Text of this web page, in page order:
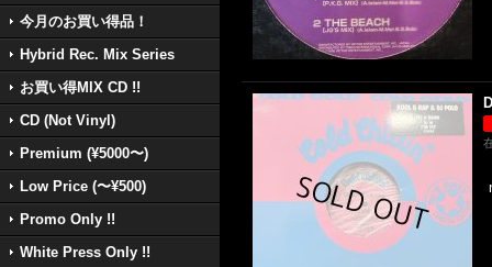
今月のお買い得品！
Hybrid Rec. Mix Series
お買い得MIX CD !!
CD (Not Vinyl)
Premium (¥5000〜)
Low Price (〜¥500)
Promo Only !!
White Press Only !!